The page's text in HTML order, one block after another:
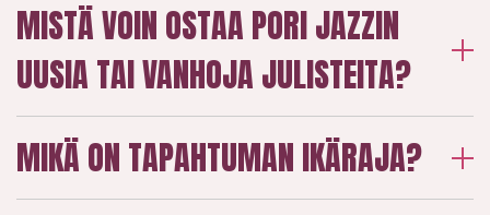
MISTÄ VOIN OSTAA PORI JAZZIN
UUSIA TAI VANHOJA JULISTEITA?
MIKÄ ON TAPAHTUMAN IKÄRAJA?